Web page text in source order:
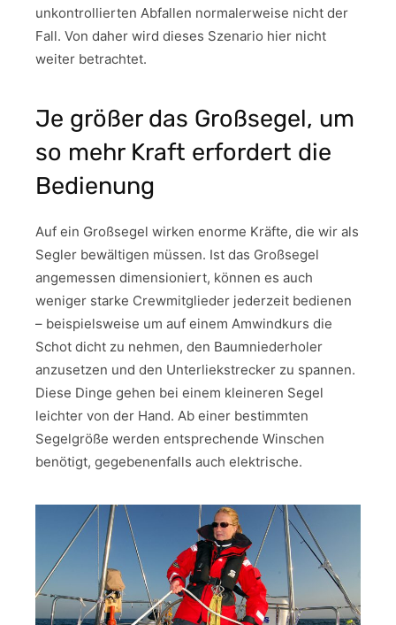
unkontrollierten Abfallen normalerweise nicht der
Fall. Von daher wird dieses Szenario hier nicht
weiter betrachtet.
Je größer das Großsegel, um
so mehr Kraft erfordert die
Bedienung
Auf ein Großsegel wirken enorme Kräfte, die wir als
Segler bewältigen müssen. Ist das Großsegel
angemessen dimensioniert, können es auch
weniger starke Crewmitglieder jederzeit bedienen
– beispielsweise um auf einem Amwindkurs die
Schot dicht zu nehmen, den Baumniederholer
anzusetzen und den Unterliekstrecker zu spannen.
Diese Dinge gehen bei einem kleineren Segel
leichter von der Hand. Ab einer bestimmten
Segelgröße werden entsprechende Winschen
benötigt, gegebenenfalls auch elektrische.